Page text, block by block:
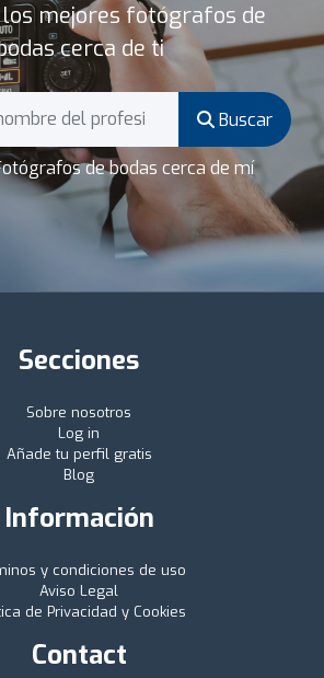
mejores fotógrafos de
cerca de ti
Buscar
de bodas cerca de mí
Secciones
Sobre nosotros
Log in
Añade tu perfil gratis
Blog
Información
y condiciones de uso
Aviso Legal
de Privacidad y Cookies
Contact